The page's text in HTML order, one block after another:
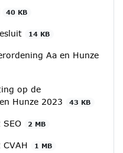
40 KB
14 KB
Aa en Hunze
op de
Hunze 2023
43 KB
2 MB
1 MB